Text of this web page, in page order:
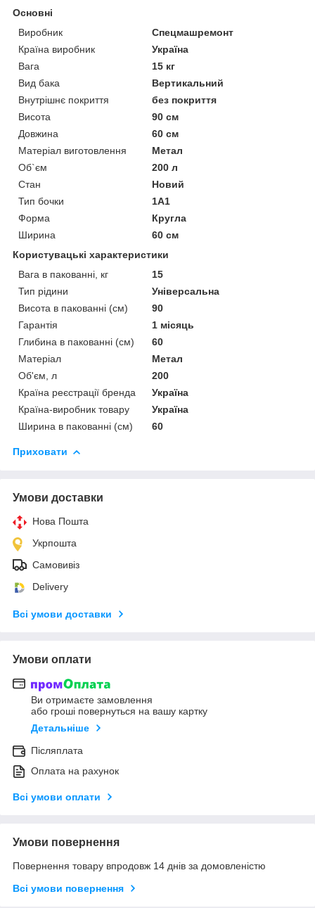
Основні
Виробник
Спецмашремонт
Країна виробник
Україна
Вага
15 кг
Вид бака
Вертикальний
Внутрішнє покриття
без покриття
Висота
90 см
Довжина
60 см
Матеріал виготовлення
Метал
Об`єм
200 л
Стан
Новий
Тип бочки
1А1
Форма
Кругла
Ширина
60 см
Користувацькі характеристики
Вага в пакованні, кг
15
Тип рідини
Універсальна
Висота в пакованні (см)
90
Гарантія
1 місяць
Глибина в пакованні (см)
60
Матеріал
Метал
Об'єм, л
200
Країна реєстрації бренда
Україна
Країна-виробник товару
Україна
Ширина в пакованні (см)
60
Приховати
Умови доставки
Нова Пошта
Укрпошта
Самовивіз
Delivery
Всі умови доставки
Умови оплати
Ви отримаєте замовлення
або гроші повернуться на вашу картку
Детальніше
Післяплата
Оплата на рахунок
Всі умови оплати
Умови повернення
Повернення товару впродовж 14 днів за домовленістю
Всі умови повернення